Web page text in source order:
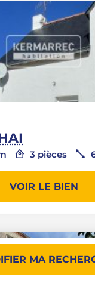
MA
3 pièces
VOIR LE BIEN